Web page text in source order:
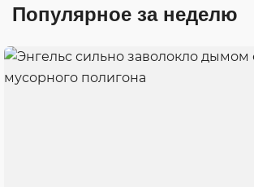
Популярное за неделю